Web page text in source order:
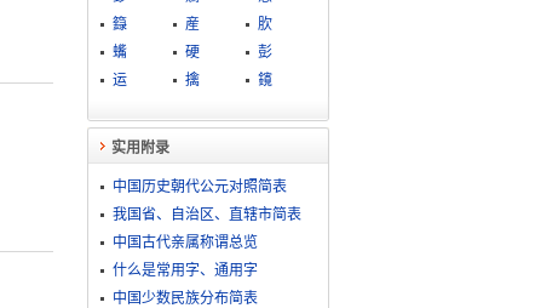
籙
産
肷
蟕
硬
彭
运
擒 鑧
实用附录
中国历史朝代公元对照简表
我国省、自治区、直辖市简表
中国古代亲属称谓总览
什么是常用字、通用字
中国少数民族分布简表